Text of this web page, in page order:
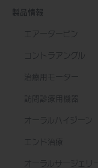
製品情報
エアータービン
コントラアングル
治療用モーター
訪問診療用機器
オーラルハイジーン
エンド治療
オーラルサージェリー